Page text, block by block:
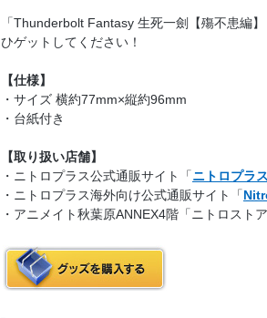
「Thunderbolt Fantasy 生死一劍【殤不患編
ひゲットしてください！
【仕様】
・サイズ 横約77mm×縦約96mm
・台紙付き
【取り扱い店舗】
・ニトロプラス公式通販サイト「ニトロプラ
・ニトロプラス海外向け公式通販サイト「
・アニメイト秋葉原ANNEX4階「ニトロストア